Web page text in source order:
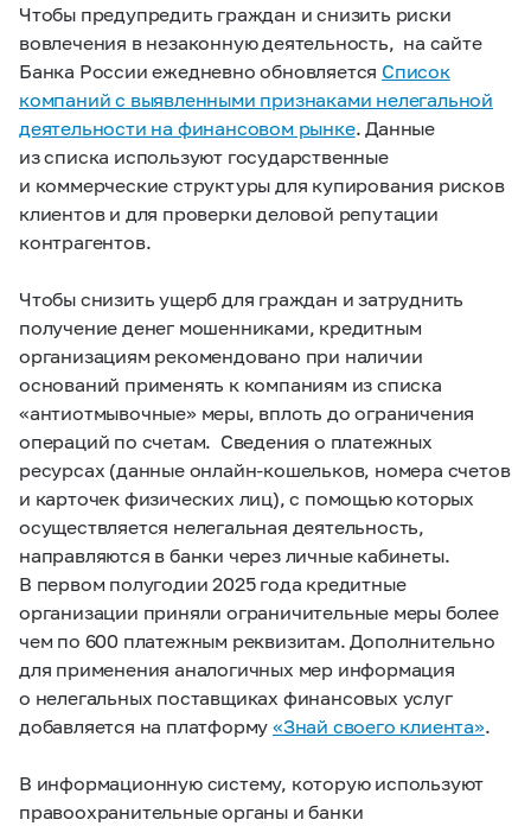
Чтобы предупредить граждан и снизить риски
вовлечения в незаконную деятельность, на сайте
Банка России ежедневно обновляется Список
компаний с выявленными признаками нелегальной
деятельности на финансовом рынке. Данные
из списка используют государственные
и коммерческие структуры для купирования рисков
клиентов и для проверки деловой репутации
контрагентов.
Чтобы снизить ущерб для граждан и затруднить
получение денег мошенниками, кредитным
организациям рекомендовано при наличии
оснований применять к компаниям из списка
«антиотмывочные» меры, вплоть до ограничения
операций по счетам. Сведения о платежных
ресурсах (данные онлайн-кошельков, номера счетов
и карточек физических лиц), с помощью которых
осуществляется нелегальная деятельность,
направляются в банки через личные кабинеты.
В первом полугодии 2025 года кредитные
организации приняли ограничительные меры более
чем по 600 платежным реквизитам. Дополнительно
для применения аналогичных мер информация
о нелегальных поставщиках финансовых услуг
добавляется на платформу«Знай своего клиента».
В информационную систему, которую используют
правоохранительные органы и банки